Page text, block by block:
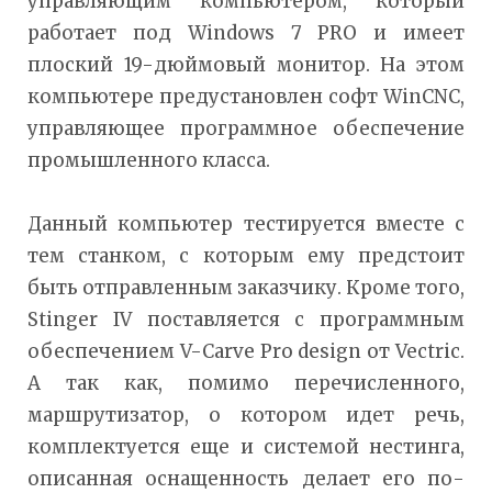
работает под Windows 7 PRO и имеет
плоский 19-дюймовый монитор. На этом
компьютере предустановлен софт WinCNC,
управляющее программное обеспечение
промышленного класса.
Данный компьютер тестируется вместе с
тем станком, с которым ему предстоит
быть отправленным заказчику. Кроме того,
Stinger IV поставляется с программным
обеспечением V-Carve Pro design от Vectric.
А так как, помимо перечисленного,
маршрутизатор, о котором идет речь,
комплектуется еще и системой нестинга,
описанная оснащенность делает его по-